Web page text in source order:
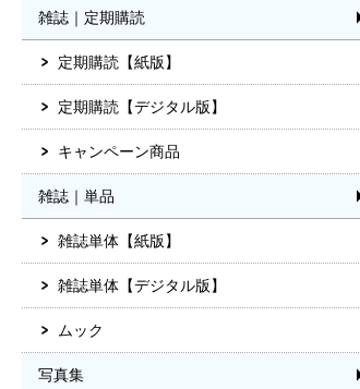
雑誌｜定期購読
定期購読【紙版】
定期購読【デジタル版】
キャンペーン商品
雑誌｜単品
雑誌単体【紙版】
雑誌単体【デジタル版】
ムック
写真集